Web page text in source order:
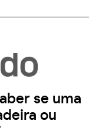
se uma
ou